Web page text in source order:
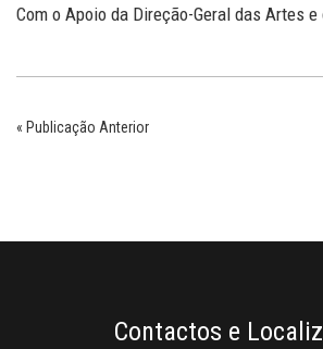
Com o Apoio da Direção-Geral das Artes
« Publicação Anterior
Contactos e